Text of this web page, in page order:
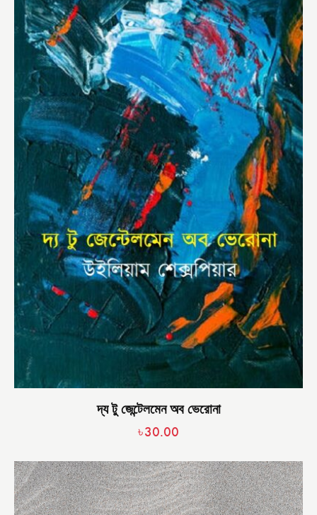
দ্য টু জেন্টেলমেন অব ভেরোনা
৳30.00